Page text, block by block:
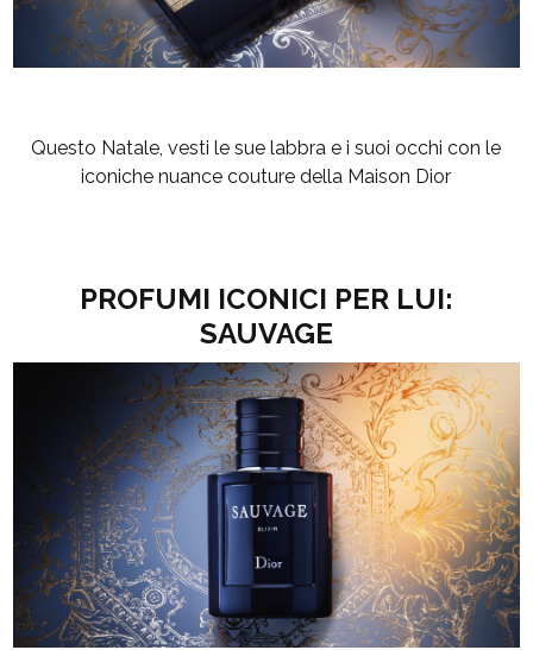
Questo Natale, vesti le sue labbra e i suoi occhi con le
iconiche nuance couture della Maison Dior
PROFUMI ICONICI PER LUI:
SAUVAGE